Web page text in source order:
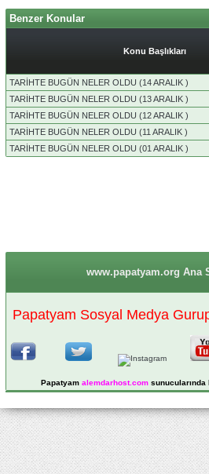
Benzer Konular
Konu Başlıkları
TARİHTE BUGÜN NELER OLDU (14 ARALIK )
TARİHTE BUGÜN NELER OLDU (13 ARALIK )
TARİHTE BUGÜN NELER OLDU (12 ARALIK )
TARİHTE BUGÜN NELER OLDU (11 ARALIK )
TARİHTE BUGÜN NELER OLDU (01 ARALIK )
www.papatyam.org Ana
Papatyam Sosyal Medya
Papatyam alemdarhost.comsunucularında